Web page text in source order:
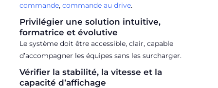
commande, commande au drive.
Privilégier une solution intuitive,
formatrice et évolutive
Le système doit être accessible, clair, capable
d’accompagner les équipes sans les surcharger.
Vérifier la stabilité, la vitesse et la
capacité d’affichage